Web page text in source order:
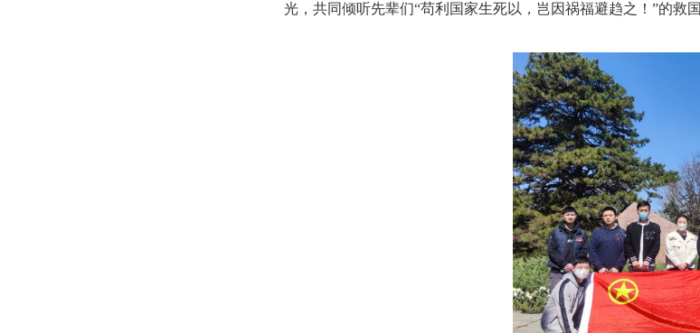
光，共同倾听先辈们“苟利国家生死以，岂因祸福避趋之！”的救国